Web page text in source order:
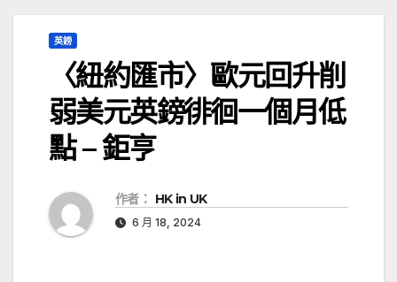
英鎊
〈紐約匯市〉歐元回升削
弱美元英鎊徘徊一個月低
點 – 鉅亨
作者： HK in UK
6 月 18, 2024